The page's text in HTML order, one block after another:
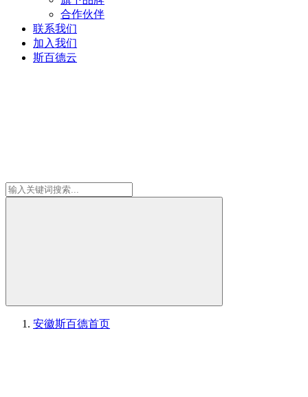
合作伙伴
联系我们
加入我们
斯百德云
安徽斯百德首页